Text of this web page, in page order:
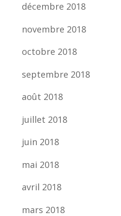
décembre 2018
novembre 2018
octobre 2018
septembre 2018
août 2018
juillet 2018
juin 2018
mai 2018
avril 2018
mars 2018